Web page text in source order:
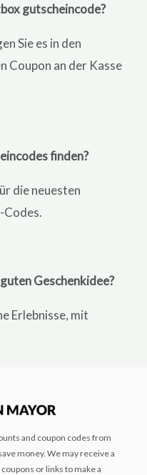
gutscheincode?
Sie es in den
Coupon an der Kasse
finden?
die neuesten
Codes.
Geschenkidee?
Erlebnisse, mit
and coupon codes from
money. We may receive a
or links to make a